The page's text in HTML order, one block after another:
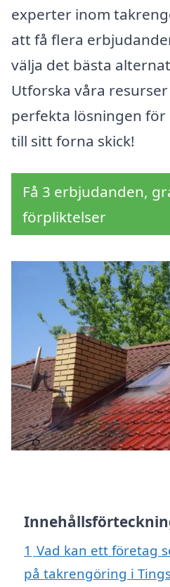
experter inom
att få flera
välja det bästa
Utforska våra
perfekta lösningen
till sitt forna skick!
Få 3 erbjudanden,
förpliktelser
1 Vad kan ett företag
på takrengöring i